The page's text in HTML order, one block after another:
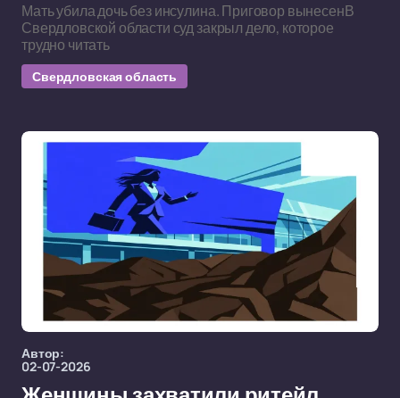
Мать убила дочь без инсулина. Приговор вынесенВ
Свердловской области суд закрыл дело, которое
трудно читать
Свердловская область
Автор:
02-07-2026